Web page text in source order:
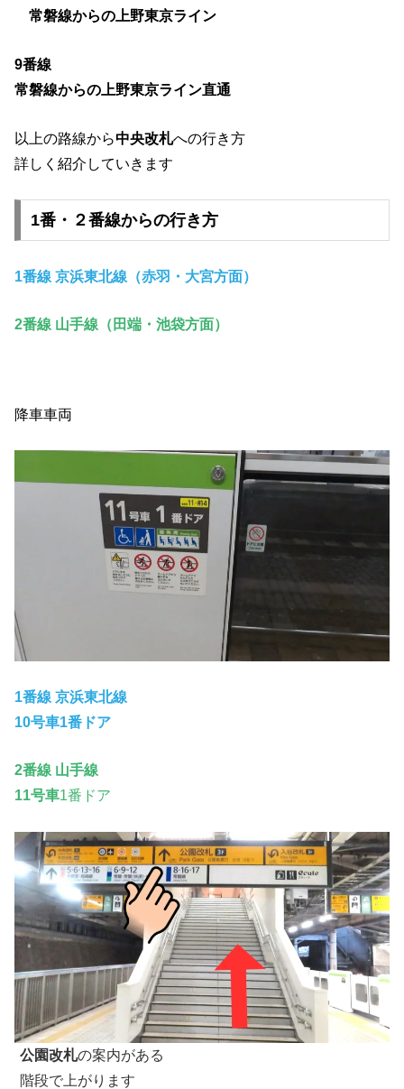
常磐線からの上野東京ライン
9番線
常磐線からの上野東京ライン直通
以上の路線から中央改札への行き方
詳しく紹介していきます
1番・２番線からの行き方
1番線 京浜東北線（赤羽・大宮方面）
2番線 山手線（田端・池袋方面）
降車車両
1番線 京浜東北線
10号車1番ドア
2番線 山手線
11号車1番ドア
公園改札の案内がある
階段で上がります